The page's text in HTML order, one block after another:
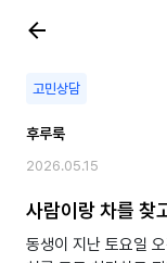
고민상담
후루룩
2026.05.15
사람이랑 차를 찾
동생이 지난 토요일